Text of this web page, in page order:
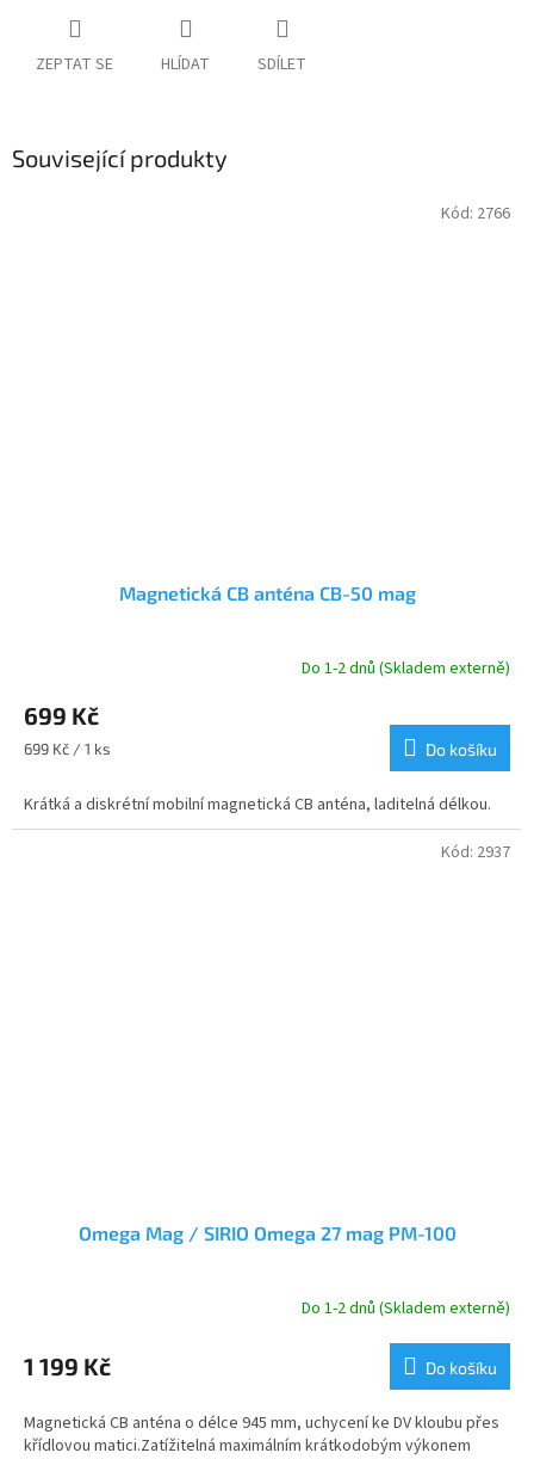
ZEPTAT SE HLÍDAT SDÍLET
Související produkty
Magnetická CB anténa CB-50 mag
Do 1-2 dnů (Skladem externě)
699 Kč
Měrná
699 Kč / 1 ks Do košíku
Krátká a diskrétní mobilní magnetická CB anténa, laditelná délkou.
Kód: 2766
Omega Mag / SIRIO Omega 27 mag PM-100
Do 1-2 dnů (Skladem externě)
1 199 Kč Do košíku
Magnetická CB anténa o délce 945 mm, uchycení ke DV kloubu přes
křídlovou matici.Zatížitelná maximálním krátkodobým výkonem
Kód: 2937